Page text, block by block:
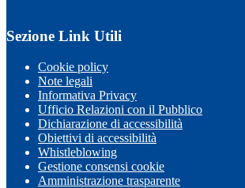
Sezione Link Utili
Cookie policy
Note legali
Informativa Privacy
Ufficio Relazioni con il Pubblico
Dichiarazione di accessibilità
Obiettivi di accessibilità
Whistleblowing
Gestione consensi cookie
Amministrazione trasparente